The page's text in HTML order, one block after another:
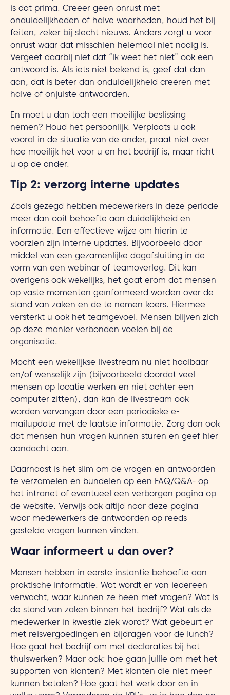
is dat prima. Creëer geen onrust met
onduidelijkheden of halve waarheden, houd het bij
feiten, zeker bij slecht nieuws. Anders zorgt u voor
onrust waar dat misschien helemaal niet nodig is.
Vergeet daarbij niet dat “ik weet het niet” ook een
antwoord is. Als iets niet bekend is, geef dat dan
aan, dat is beter dan onduidelijkheid creëren met
halve of onjuiste antwoorden.
En moet u dan toch een moeilijke beslissing
nemen? Houd het persoonlijk. Verplaats u ook
vooral in de situatie van de ander, praat niet over
hoe moeilijk het voor u en het bedrijf is, maar richt
u op de ander.
Tip 2: verzorg interne updates
Zoals gezegd hebben medewerkers in deze periode
meer dan ooit behoefte aan duidelijkheid en
informatie. Een effectieve wijze om hierin te
voorzien zijn interne updates. Bijvoorbeeld door
middel van een gezamenlijke dagafsluiting in de
vorm van een webinar of teamoverleg. Dit kan
overigens ook wekelijks, het gaat erom dat mensen
op vaste momenten geïnformeerd worden over de
stand van zaken en de te nemen koers. Hiermee
versterkt u ook het teamgevoel. Mensen blijven zich
op deze manier verbonden voelen bij de
organisatie.
Mocht een wekelijkse livestream nu niet haalbaar
en/of wenselijk zijn (bijvoorbeeld doordat veel
mensen op locatie werken en niet achter een
computer zitten), dan kan de livestream ook
worden vervangen door een periodieke e-
mailupdate met de laatste informatie. Zorg dan ook
dat mensen hun vragen kunnen sturen en geef hier
aandacht aan.
Daarnaast is het slim om de vragen en antwoorden
te verzamelen en bundelen op een FAQ/Q&A- op
het intranet of eventueel een verborgen pagina op
de website. Verwijs ook altijd naar deze pagina
waar medewerkers de antwoorden op reeds
gestelde vragen kunnen vinden.
Waar informeert u dan over?
Mensen hebben in eerste instantie behoefte aan
praktische informatie. Wat wordt er van iedereen
verwacht, waar kunnen ze heen met vragen? Wat is
de stand van zaken binnen het bedrijf? Wat als de
medewerker in kwestie ziek wordt? Wat gebeurt er
met reisvergoedingen en bijdragen voor de lunch?
Hoe gaat het bedrijf om met declaraties bij het
thuiswerken? Maar ook: hoe gaan jullie om met het
supporten van klanten? Met klanten die niet meer
kunnen betalen? Hoe gaat het werk door en in